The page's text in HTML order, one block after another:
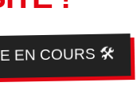
EN COURS 🛠️